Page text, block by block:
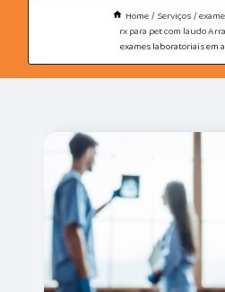
Home Serviços
rx para pet com laudo
exames laboratoriais